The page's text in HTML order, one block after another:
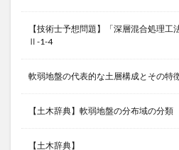
【技術士予想問題】「深層混合処理
Ⅱ-1-4
軟弱地盤の代表的な土層構成とその特
【土木辞典】軟弱地盤の分布域の分類
【土木辞典】